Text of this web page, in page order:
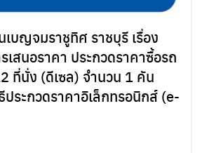
เบญจมราชูทิศ ราชบุรี เรื่อง
เสนอราคา ประกวดราคาซื้อรถ
ที่นั่ง (ดีเซล) จำนวน 1 คัน
ระกวดราคาอิเล็กทรอนิกส์ (e-